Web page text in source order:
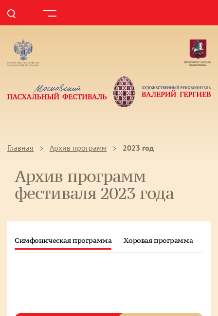
Главная Архив программ 2023 год
Архив программ
фестиваля 2023 года
Симфоническая программа Хоровая программа